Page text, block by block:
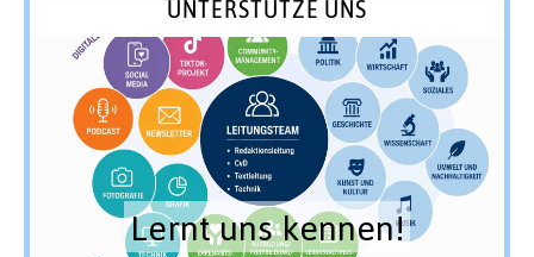
UNTERSTÜTZE UNS
Lernt uns kennen!